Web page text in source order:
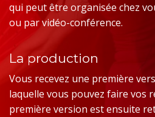
qui peut être organisée chez
ou par vidéo-conférence.
La production
Vous recevez une première
laquelle vous pouvez faire vos
première version est ensuite